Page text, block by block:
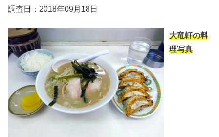
調査日：2018年09月18日
大竜軒の料
理写真